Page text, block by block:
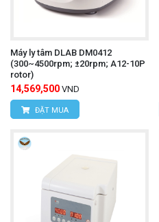
Máy ly tâm DLAB DM0412
(300~4500rpm; ±20rpm; A12-10P
rotor)
14,569,500 VND
ĐẶT MUA